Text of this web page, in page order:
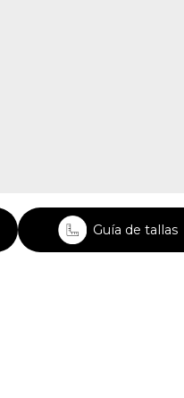
Guía de tallas